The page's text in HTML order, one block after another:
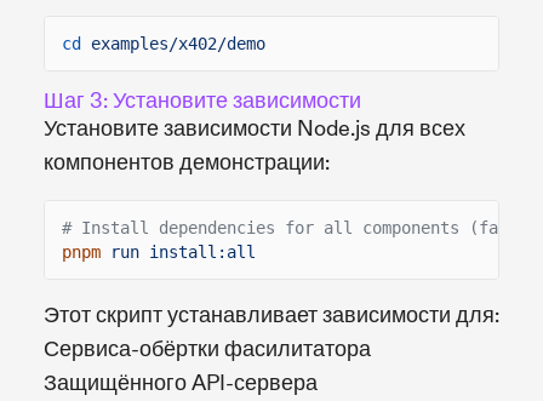
cd examples/x402/demo
Шаг 3: Установите зависимости
Установите зависимости Node.js для всех
компонентов демонстрации:
# Install dependencies for all components
pnpm
run install:all
Этот скрипт устанавливает зависимости для:
Сервиса-обёртки фасилитатора
Защищённого API-сервера